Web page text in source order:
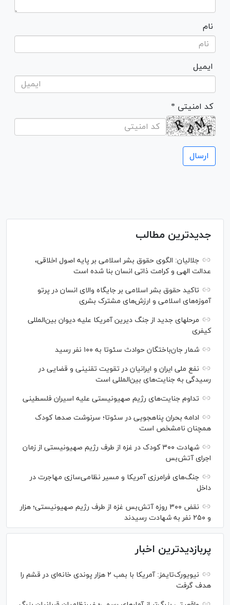
نام
ایمیل
* کد امنیتی
جدیدترین مطالب
جلالیان: الگوی حقوق بشر اسلامی بر پایه اصول اخلاقی،
عدالت الهی و کرامت ذاتی انسان بنا شده است
تاکید حقوق بشر اسلامی بر جایگاه والای انسان در پرتو
آموزه‌های اسلامی و ارزش‌های مشترک بشری
مرحله‎ای جدید از جنگ دیرین آمریکا علیه دیوان بین‌المللی
کیفری
شمار جان‌باختگان حوادث سئوتا به ۱۰۰ نفر رسید
نفع ملی ایران و ایرانیان در تقویت تقنینی و قضایی در
رسیدگی به جنایت‌های بین‌المللی است
تداوم جنایت‌های رژیم صهیونیستی علیه اسیران فلسطینی
ادامه بحران پناهجویی در سئوتا؛ سرنوشت صدها کودک
همچنان نامشخص است
شهادت ۳۰۰ کودک در غزه از طرف رژیم صهیونیستی از زمان
اجرای آتش‌بس
جنگ‌های فرامرزی آمریکا و مسیر نظامی‌سازی مهاجرت در
داخل
نقض ۳۰۰ روزه آتش‌بس غزه از طرف رژیم صهیونیستی؛ هزار
و ۲۵۰ نفر به شهادت رسیدند
پربازدیدترین اخبار
نیویورک‌تایمز: آمریکا با بمب ۲ هزار پوندی خانه‌ای در قشم را
هدف گرفت